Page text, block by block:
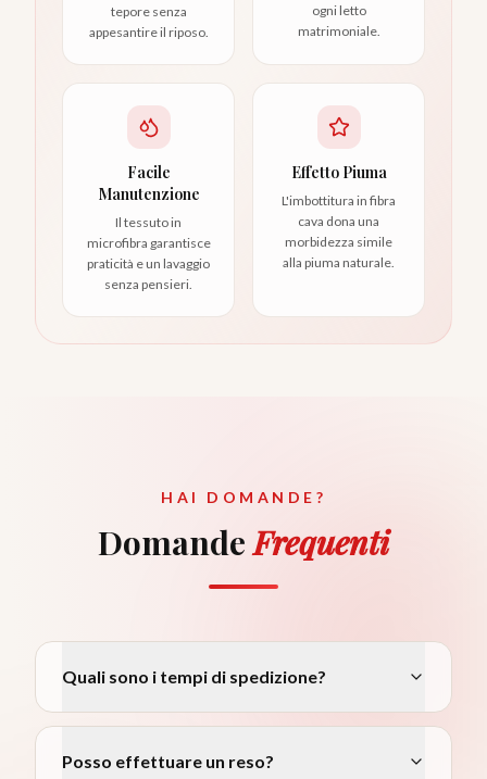
tepore senza
appesantire il riposo.
ogni letto
matrimoniale.
Facile
Manutenzione
Il tessuto in
microfibra garantisce
praticità e un lavaggio
senza pensieri.
Effetto Piuma
L'imbottitura in fibra
cava dona una
morbidezza simile
alla piuma naturale.
HAI DOMANDE?
DomandeFrequenti
Quali sono i tempi di spedizione?
Posso effettuare un reso?